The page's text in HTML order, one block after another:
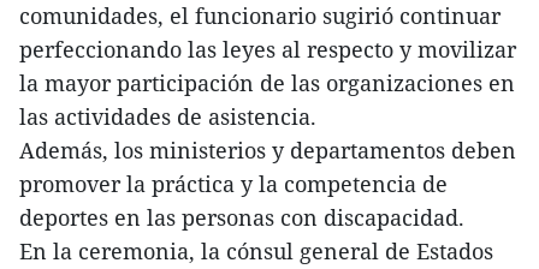
comunidades, el funcionario sugirió continuar
perfeccionando las leyes al respecto y movilizar
la mayor participación de las organizaciones en
las actividades de asistencia.
Además, los ministerios y departamentos deben
promover la práctica y la competencia de
deportes en las personas con discapacidad.
En la ceremonia, la cónsul general de Estados